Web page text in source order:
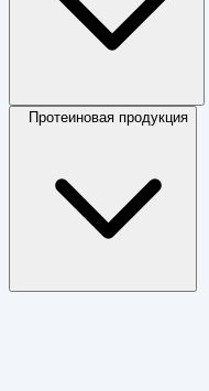
Протеиновая продукция